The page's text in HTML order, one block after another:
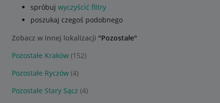
spróbuj wyczyścić filtry
poszukaj czegoś podobnego
Zobacz w innej lokalizacji "Pozostałe"
Pozostałe Kraków (152)
Pozostałe Ryczów (4)
Pozostałe Stary Sącz (4)